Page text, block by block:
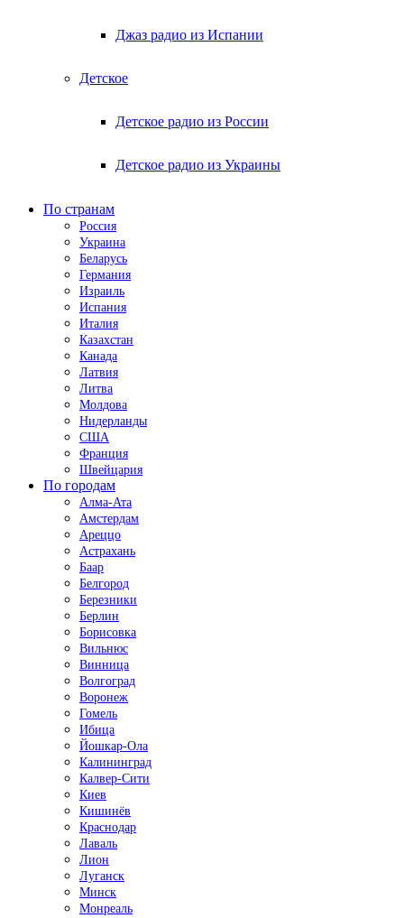
Джаз радио из Испании
Детское
Детское радио из России
Детское радио из Украины
По странам
Россия
Украина
Беларусь
Германия
Израиль
Испания
Италия
Казахстан
Канада
Латвия
Литва
Молдова
Нидерланды
США
Франция
Швейцария
По городам
Алма-Ата
Амстердам
Ареццо
Астрахань
Баар
Белгород
Березники
Берлин
Борисовка
Вильнюс
Винница
Волгоград
Воронеж
Гомель
Ибица
Йошкар-Ола
Калининград
Калвер-Сити
Киев
Кишинёв
Краснодар
Лаваль
Лион
Луганск
Минск
Монреаль